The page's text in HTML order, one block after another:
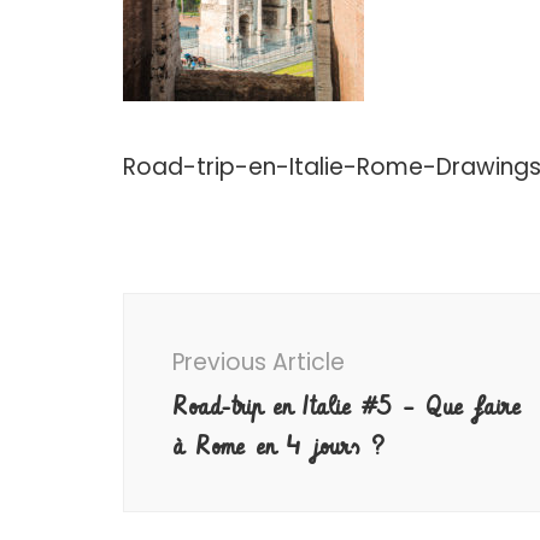
Road-trip-en-Italie-Rome-
Navigation
Previous Article
Road-trip en Italie #5 – Que faire
à Rome en 4 jours ?